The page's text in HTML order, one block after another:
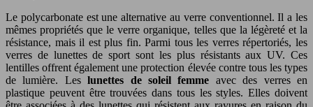
Le polycarbonate est une alternative au verre conventionnel. Il a les
mêmes propriétés que le verre organique, telles que la légèreté et la
résistance, mais il est plus fin. Parmi tous les verres répertoriés, les
verres de lunettes de sport sont les plus résistants aux UV. Ces
lentilles offrent également une protection élevée contre tous les types
de lumière. Leslunettes de soleil femme avec des verres en
plastique peuvent être trouvées dans tous les styles. Elles doivent